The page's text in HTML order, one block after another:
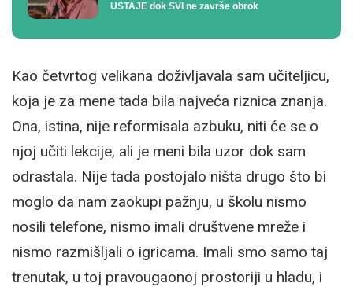
USTAJE dok SVI ne završe obrok
Kao četvrtog velikana doživljavala sam učiteljicu,
koja je za mene tada bila najveća riznica znanja.
Ona, istina, nije reformisala azbuku, niti će se o
njoj učiti lekcije, ali je meni bila uzor dok sam
odrastala. Nije tada postojalo ništa drugo što bi
moglo da nam zaokupi pažnju, u školu nismo
nosili telefone, nismo imali društvene mreže i
nismo razmišljali o igricama. Imali smo samo taj
trenutak, u toj pravougaonoj prostoriji u hladu, i